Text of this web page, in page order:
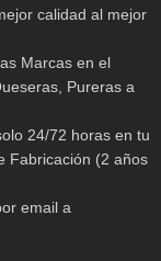
calidad al mejor
Marcas en el
Pureras a
24/72 horas en tu
Fabricación (2 años
email a